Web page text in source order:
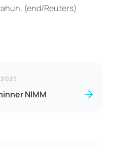
(end/Reuters)
2025
NIMM